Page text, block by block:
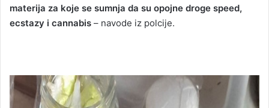
materija za koje se sumnja da su opojne droge speed,
ecstazy i cannabis – navode iz polcije.